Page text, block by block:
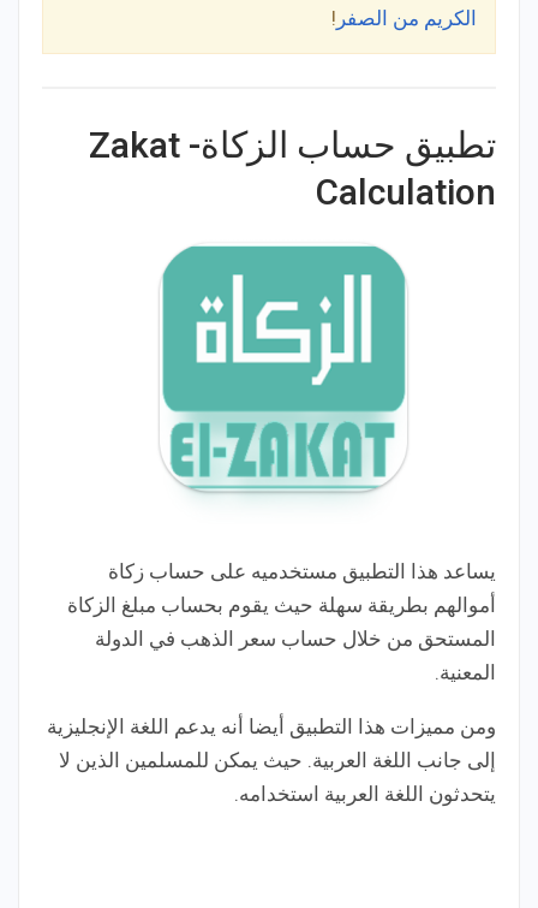
الكريم من الصفر !
تطبيق حساب الزكاة- Zakat
Calculation
يساعد هذا التطبيق مستخدميه على حساب زكاة
أموالهم بطريقة سهلة حيث يقوم بحساب مبلغ الزكاة
المستحق من خلال حساب سعر الذهب في الدولة
المعنية.
ومن مميزات هذا التطبيق أيضا أنه يدعم اللغة الإنجليزية
إلى جانب اللغة العربية. حيث يمكن للمسلمين الذين لا
يتحدثون اللغة العربية استخدامه.